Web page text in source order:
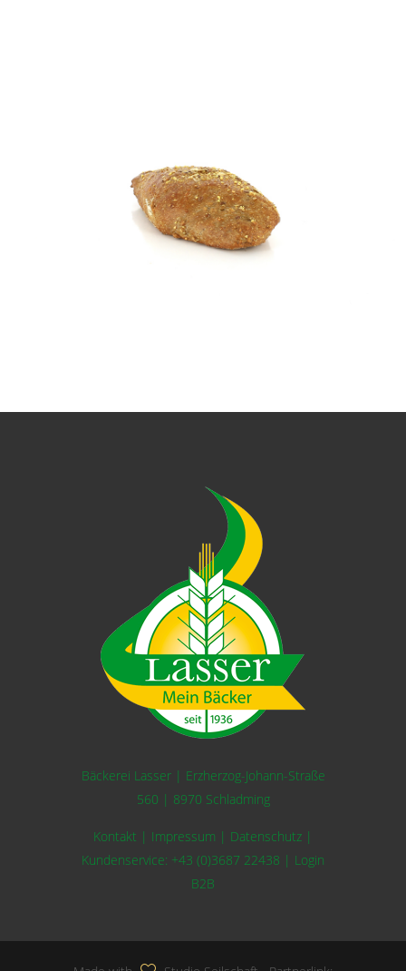
Bäckerei Lasser | Erzherzog-Johann-Straße
560 | 8970 Schladming
Kontakt | Impressum | Datenschutz |
Kundenservice: +43 (0)3687 22438 | Login
B2B